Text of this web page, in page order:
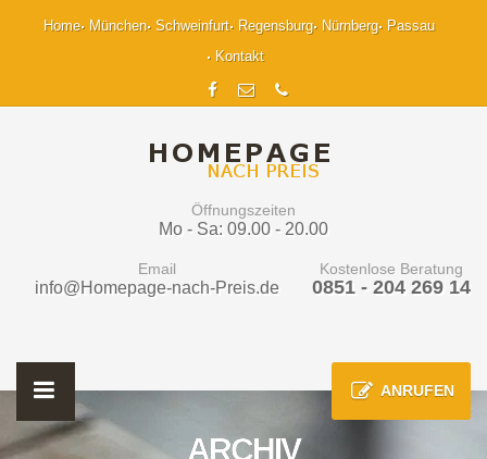
Home München Schweinfurt Regensburg Nürnberg
Passau
Kontakt
Öffnungszeiten
Mo - Sa: 09.00 - 20.00
Email
info@Homepage-nach-Preis.de
Kostenlose Beratung
0851 - 204 269 14
ANRUFEN
ARCHIV